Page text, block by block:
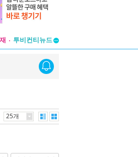
투비컨티뉴드
투비컨티뉴드
25개